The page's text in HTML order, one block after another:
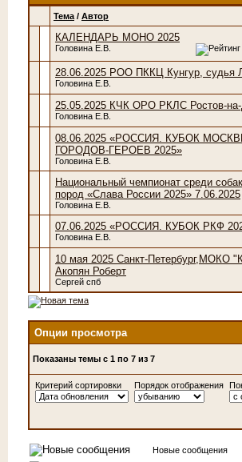
Тема / Автор
КАЛЕНДАРЬ МОНО 2025
Головина Е.В.
28.06.2025 РОО ПККЦ Кунгур, судья
Головина Е.В.
25.05.2025 КЧК ОРО РКЛС Ростов-
Головина Е.В.
08.06.2025 «РОССИЯ. КУБОК
ГОРОДОВ-ГЕРОЕВ 2025»
Головина Е.В.
Национальный чемпионат среди
пород «Слава России 2025» 7.06.2025
Головина Е.В.
07.06.2025 «РОССИЯ. КУБОК РКФ
Головина Е.В.
10 мая 2025 Санкт-Петербург,МОКО
Акопян Роберт
Сергей спб
Опции просмотра
Показаны темы с 1 по 7 из 7
Критерий сортировки Порядок отображения
Новые сообщения